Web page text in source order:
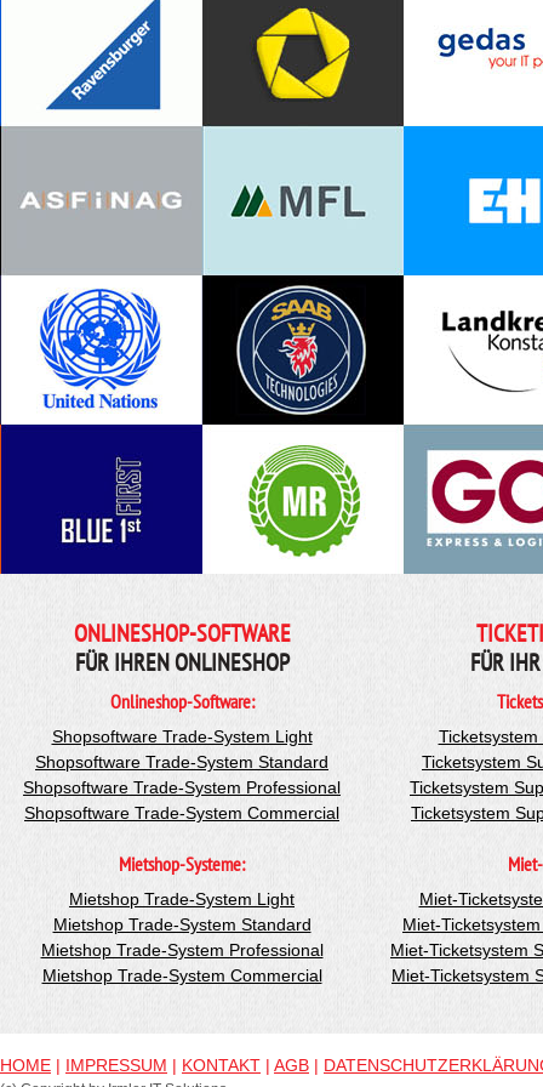
ONLINESHOP-SOFTWARE
FÜR IHREN ONLINESHOP
Onlineshop-Software:
Shopsoftware Trade-System Light
Shopsoftware Trade-System Standard
Shopsoftware Trade-System Professional
Shopsoftware Trade-System Commercial
Mietshop-Systeme:
Mietshop Trade-System Light
Mietshop Trade-System Standard
Mietshop Trade-System Professional
Mietshop Trade-System Commercial
FÜR
Ticketsystem
Ticketsystem
Ticketsystem
Miet-
Miet-
Miet-Ticketsystem
Miet-Ticketsystem
HOME | IMPRESSUM | KONTAKT | AGB |